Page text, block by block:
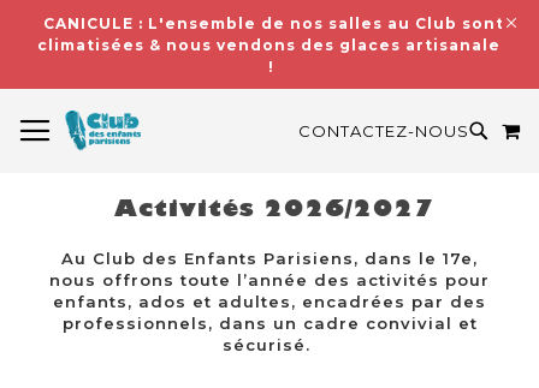
CANICULE : L'ensemble de nos salles au Club sont
climatisées & nous vendons des glaces artisanales
!
CONTACTEZ-NOUS
Activités 2026/2027
Au Club des Enfants Parisiens, dans le 17e,
nous offrons toute l’année des activités pour
enfants, ados et adultes, encadrées par des
professionnels, dans un cadre convivial et
sécurisé.